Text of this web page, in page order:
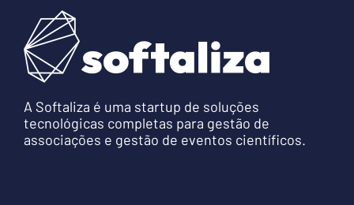
A Softaliza é uma startup de soluções
tecnológicas completas para gestão de
associações e gestão de eventos científicos.